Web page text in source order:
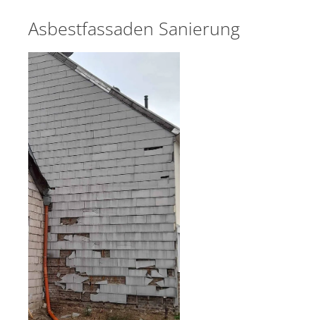
Asbestfassaden Sanierung